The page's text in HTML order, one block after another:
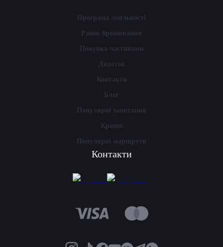
Програма лояльності
Раннє бронювання
Покупка частинами
Додаток
Контакти
Блог
Популярні запитання
Країни
Популярні маршрути
Контакти